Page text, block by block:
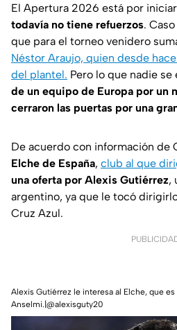
El Apertura 2026 está por
todavía no tiene refuerzos.
que para el torneo venidero
Néstor Araujo, quien desde
del plantel. Pero lo que nadie se
de un equipo de Europa por un
cerraron las puertas por una
De acuerdo con información de
Elche de España, club al que
una oferta por Alexis Gutiérrez,
argentino, ya que le tocó
Cruz Azul.
Alexis Gutiérrez le interesa al Elche, que
Anselmi.|@alexisguty20